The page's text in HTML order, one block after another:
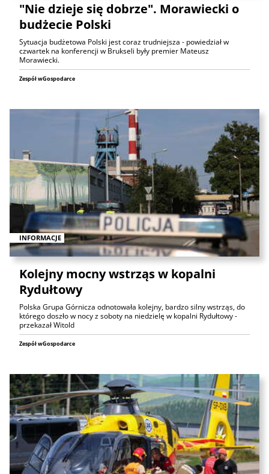
"Nie dzieje się dobrze". Morawiecki o
budżecie Polski
Sytuacja budżetowa Polski jest coraz trudniejsza - powiedział w
czwartek na konferencji w Brukseli były premier Mateusz
Morawiecki.
Zespół wGospodarce
INFORMACJE
Kolejny mocny wstrząs w kopalni
Rydułtowy
Polska Grupa Górnicza odnotowała kolejny, bardzo silny wstrząs, do
którego doszło w nocy z soboty na niedzielę w kopalni Rydułtowy -
przekazał Witold
Zespół wGospodarce